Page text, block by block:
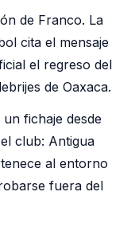
de Franco. La
cita el mensaje
el regreso del
de Oaxaca.
fichaje desde
club: Antigua
al entorno
fuera del